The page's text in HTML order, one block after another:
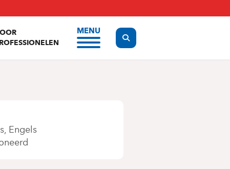
MENU
Display the search form
Engels